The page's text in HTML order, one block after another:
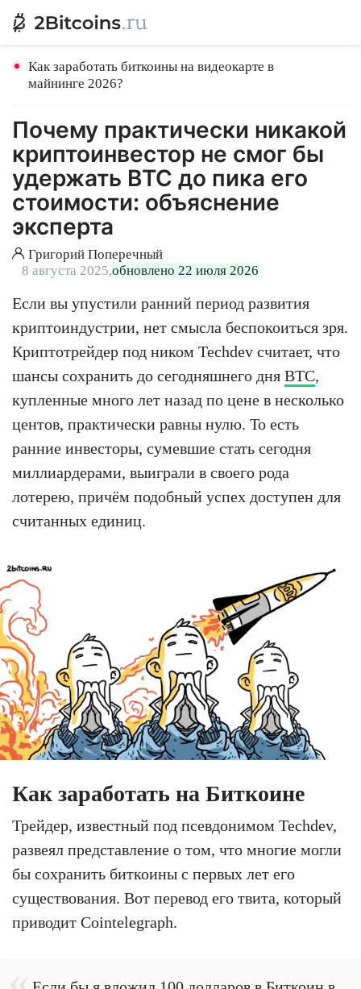
Как заработать биткоины на видеокарте в
майнинге 2026?
Почему практически никакой
криптоинвестор не смог бы
удержать BTC до пика его
стоимости: объяснение
эксперта
Григорий Поперечный
8 августа 2025,обновлено 22 июля 2026
Если вы упустили ранний период развития
криптоиндустрии, нет смысла беспокоиться зря.
Криптотрейдер под ником Techdev считает, что
шансы сохранить до сегодняшнего дня BTC,
купленные много лет назад по цене в несколько
центов, практически равны нулю. То есть
ранние инвесторы, сумевшие стать сегодня
миллиардерами, выиграли в своего рода
лотерею, причём подобный успех доступен для
считанных единиц.
Как заработать на Биткоине
Трейдер, известный под псевдонимом Techdev,
развеял представление о том, что многие могли
бы сохранить биткоины с первых лет его
существования. Вот перевод его твита, который
приводит Cointelegraph.